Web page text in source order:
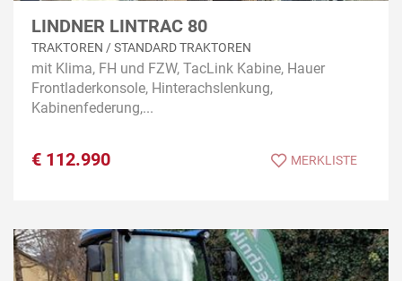
LINDNER LINTRAC 80
TRAKTOREN / STANDARD TRAKTOREN
mit Klima, FH und FZW, TacLink Kabine, Hauer
Frontladerkonsole, Hinterachslenkung,
Kabinenfederung,...
€ 112.990 MERKLISTE